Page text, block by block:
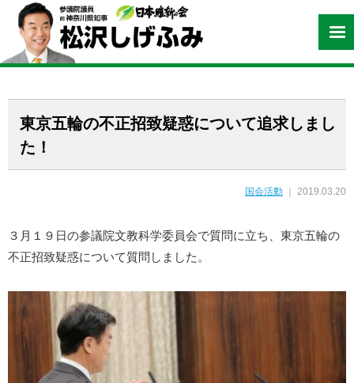
東京五輪の不正招致疑惑について追求しまし
た！
国会活動 ｜ 2019.03.20
３月１９日の参議院文教科学委員会で質問に立ち、東京五輪の
不正招致疑惑について質問しました。